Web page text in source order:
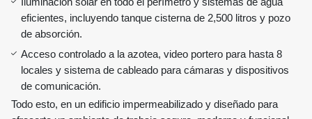
eficientes, incluyendo tanque cisterna de 2,500 litros y pozo
de absorción.
Acceso controlado a la azotea, video portero para hasta 8
locales y sistema de cableado para cámaras y dispositivos
de comunicación.
Todo esto, en un edificio impermeabilizado y diseñado para